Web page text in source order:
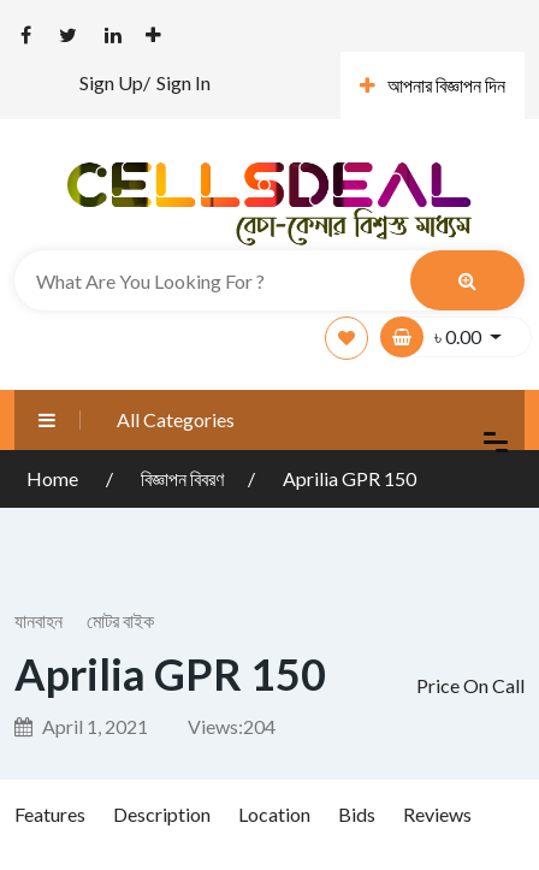
Sign Up/ Sign In আপনার বিজ্ঞাপন দিন
৳0.00
All Categories
Home বিজ্ঞাপন বিবরণ Aprilia GPR 150
যানবাহন মোটর বাইক
Aprilia GPR 150
April 1, 2021 Views:204
Price On Call
Features Description Location Bids Reviews